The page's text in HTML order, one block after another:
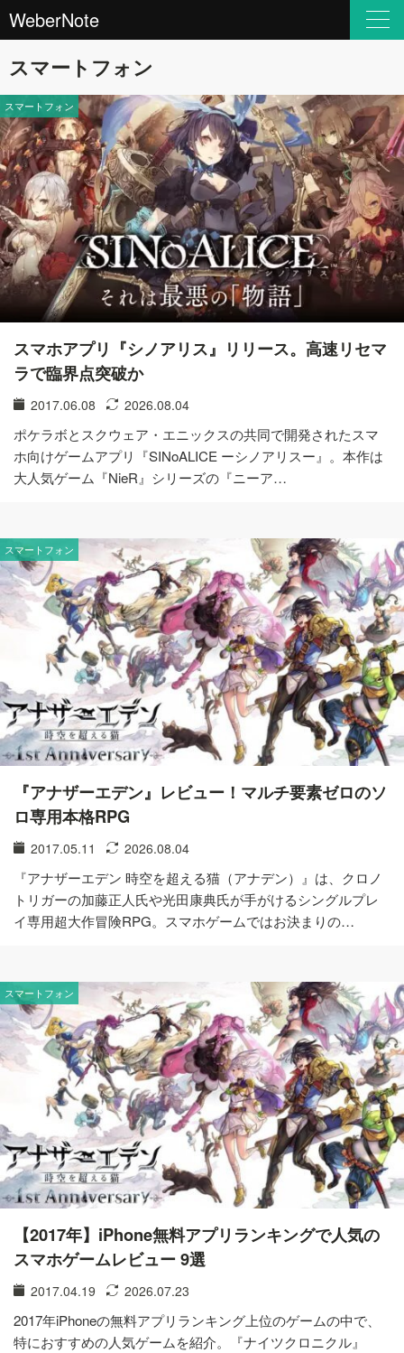
WeberNote
スマートフォン
スマートフォン
スマホアプリ『シノアリス』リリース。高速リセマ
ラで臨界点突破か
2017.06.08 2026.08.04
ポケラボとスクウェア・エニックスの共同で開発されたスマ
ホ向けゲームアプリ『SINoALICE ーシノアリスー』。本作は
大人気ゲーム『NieR』シリーズの『ニーア…
スマートフォン
『アナザーエデン』レビュー！マルチ要素ゼロのソ
ロ専用本格RPG
2017.05.11 2026.08.04
『アナザーエデン 時空を超える猫（アナデン）』は、クロノ
トリガーの加藤正人氏や光田康典氏が手がけるシングルプレ
イ専用超大作冒険RPG。スマホゲームではお決まりの…
スマートフォン
【2017年】iPhone無料アプリランキングで人気の
スマホゲームレビュー 9選
2017.04.19 2026.07.23
2017年iPhoneの無料アプリランキング上位のゲームの中で、
特におすすめの人気ゲームを紹介。『ナイツクロニクル』